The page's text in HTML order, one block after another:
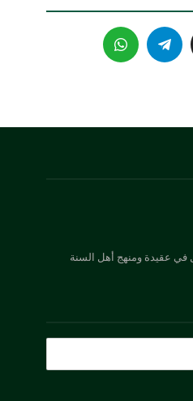
في عقيدة ومنهج أهل السنة